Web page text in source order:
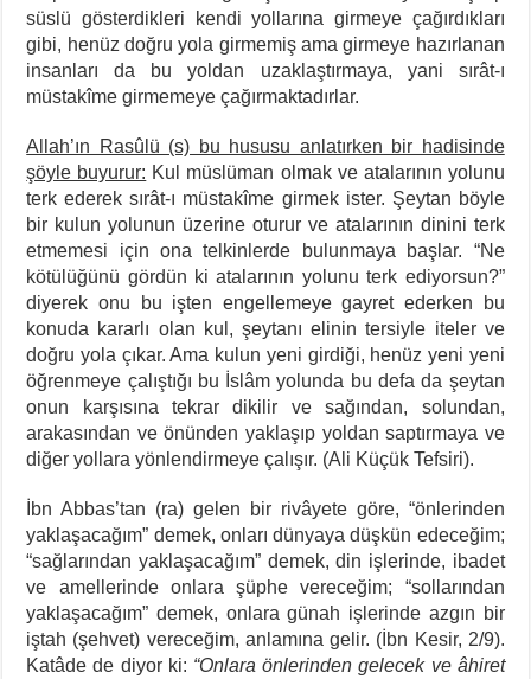
süslü gösterdikleri kendi yollarına girmeye çağırdıkları
gibi, henüz doğru yola girmemiş ama girmeye hazırlanan
insanları da bu yoldan uzaklaştırmaya, yani sırât-ı
müstakîme girmemeye çağırmaktadırlar.
Allah’ın Rasûlü (s) bu hususu anlatırken bir hadisinde
şöyle buyurur: Kul müslüman olmak ve atalarının yolunu
terk ederek sırât-ı müstakîme girmek ister. Şeytan böyle
bir kulun yolunun üzerine oturur ve atalarının dinini terk
etmemesi için ona telkinlerde bulunmaya başlar. “Ne
kötülüğünü gördün ki atalarının yolunu terk ediyorsun?”
diyerek onu bu işten engellemeye gayret ederken bu
konuda kararlı olan kul, şeytanı elinin tersiyle iteler ve
doğru yola çıkar. Ama kulun yeni girdiği, henüz yeni yeni
öğrenmeye çalıştığı bu İslâm yolunda bu defa da şeytan
onun karşısına tekrar dikilir ve sağından, solundan,
arakasından ve önünden yaklaşıp yoldan saptırmaya ve
diğer yollara yönlendirmeye çalışır. (Ali Küçük Tefsiri).
İbn Abbas’tan (ra) gelen bir rivâyete göre, “önlerinden
yaklaşacağım” demek, onları dünyaya düşkün edeceğim;
“sağlarından yaklaşacağım” demek, din işlerinde, ibadet
ve amellerinde onlara şüphe vereceğim; “sollarından
yaklaşacağım” demek, onlara günah işlerinde azgın bir
iştah (şehvet) vereceğim, anlamına gelir. (İbn Kesir, 2/9).
Katâde de diyor ki: “Onlara önlerinden gelecek ve âhiret